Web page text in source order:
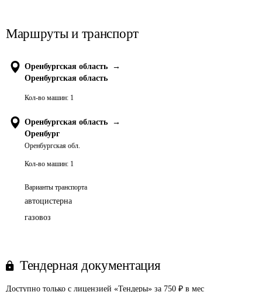
Маршруты и транспорт
Оренбургская область
→
Оренбургская область
Кол-во машин: 1
Оренбургская область
→
Оренбург
Оренбургская обл.
Кол-во машин: 1
Варианты транспорта
автоцистерна
газовоз
Тендерная документация
Доступно только с лицензией «Тендеры» за 750 ₽ в мес